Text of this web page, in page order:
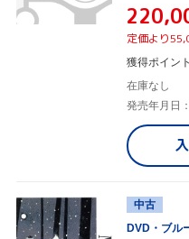
定価より
獲得ポイン
在庫なし
発売年月日
中古
DVD・ブル